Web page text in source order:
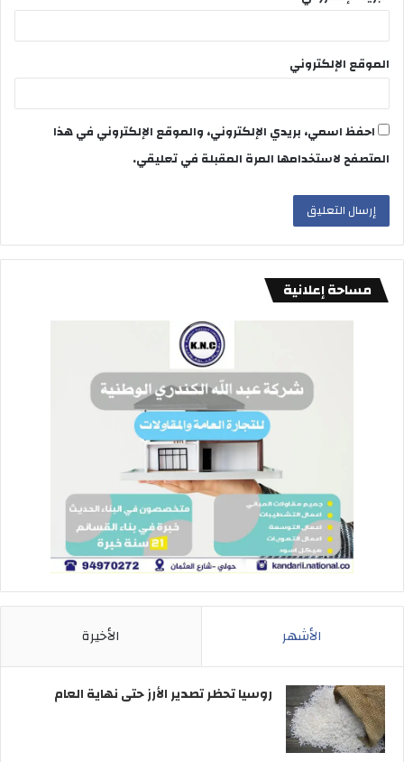
وكانت الطفلة تقوم بمهمة جامعة الكرات، قبل أن ينمو ولعها
باللعبة وتبدأ في سن التاسعة في صقل موهبتها ضمن نادي
التنس بحمام سوسة (وسط)، ثم شقت طريقها بثبات بعد بلوغها
الفرنسية للشابات في 2011، ولم تكن قد تخطت 16 عاما آنذاك.
وفي 2012 خاضت النجمة أولى البطولات في مسيرتها الاحترافية،
في العالم، لكنها حققت صعودا صاروخيا في التصنيف الدولي
لتصبح في يونيو من العام الجاري ثاني أفضل لاعبة في العالم.
لاعبة التنس التونسية أنس جابر
الموقع الإلكتروني
احفظ اسمي، بريدي الإلكتروني، والموقع الإلكتروني في هذا
المتصفح لاستخدامها المرة المقبلة في تعليقي.
مساحة إعلانية
الأشهر الأخيرة
روسيا تحظر تصدير الأرز حتى نهاية العام